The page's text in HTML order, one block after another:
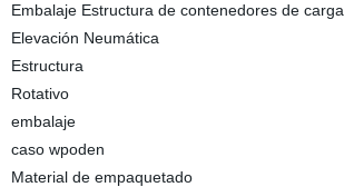
Embalaje Estructura de contenedores de carga
Elevación Neumática
Estructura
Rotativo
embalaje
caso wpoden
Material de empaquetado